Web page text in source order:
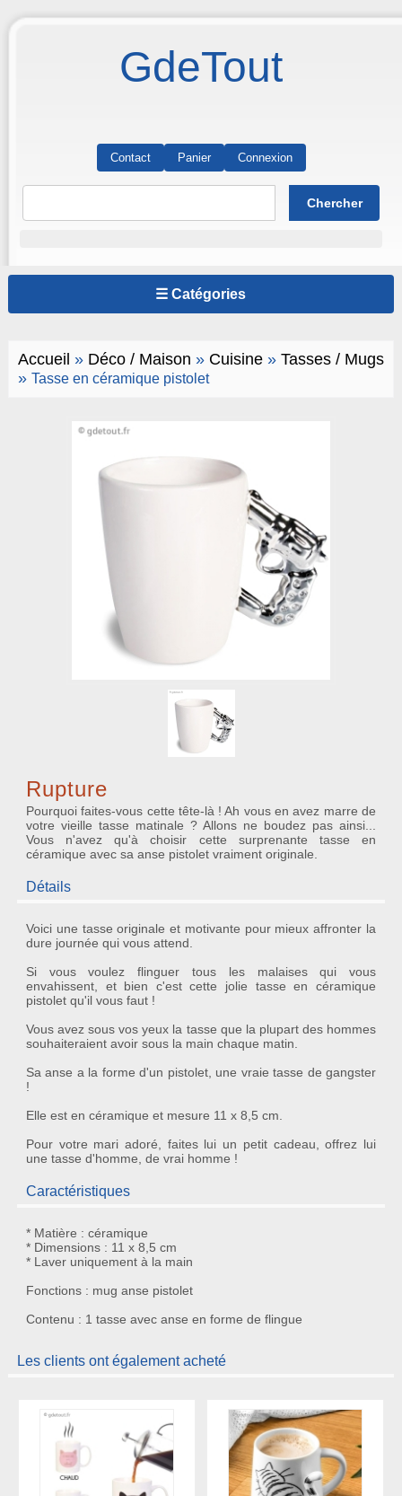
GdeTout
Contact Panier Connexion
☰ Catégories
Accueil » Déco / Maison » Cuisine» Tasses / Mugs
» Tasse en céramique pistolet
Rupture
Pourquoi faites-vous cette tête-là ! Ah vous en avez marre de
votre vieille tasse matinale ? Allons ne boudez pas ainsi...
Vous n'avez qu'à choisir cette surprenante tasse en
céramique avec sa anse pistolet vraiment originale.
Détails
Voici une tasse originale et motivante pour mieux affronter la
dure journée qui vous attend.
Si vous voulez flinguer tous les malaises qui vous
envahissent, et bien c'est cette jolie tasse en céramique
pistoletqu'il vous faut !
Vous avez sous vos yeux la tasse que la plupart des hommes
souhaiteraient avoir sous la main chaque matin.
Sa anse a la forme d'un pistolet, une vraie tasse de gangster
!
Elle est en céramique et mesure 11 x 8,5 cm.
Pour votre mari adoré, faites lui un petit cadeau, offrez lui
une tasse d'homme, de vrai homme !
Caractéristiques
* Matière : céramique
* Dimensions : 11 x 8,5 cm
* Laver uniquement à la main
Fonctions : mug anse pistolet
Contenu : 1 tasse avec anse en forme de flingue
Les clients ont également acheté